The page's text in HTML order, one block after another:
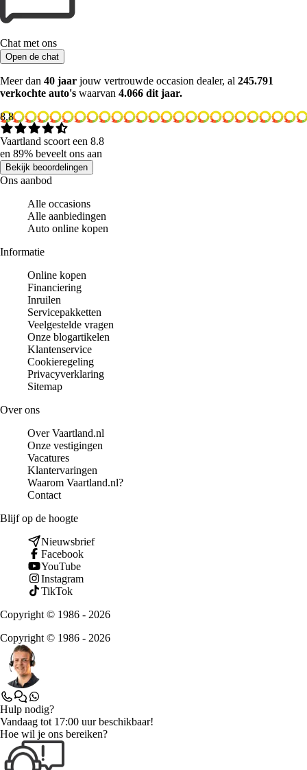
Chat met ons
Open de chat
Meer dan 40 jaar jouw vertrouwde occasion dealer, al 245.791
verkochte auto's waarvan 4.066 dit jaar.
8.8
Vaartland scoort een 8.8
en 89% beveelt ons aan
Bekijk beoordelingen
Ons aanbod
Alle occasions
Alle aanbiedingen
Auto online kopen
Informatie
Online kopen
Financiering
Inruilen
Servicepakketten
Veelgestelde vragen
Onze blogartikelen
Klantenservice
Cookieregeling
Privacyverklaring
Sitemap
Over ons
Over Vaartland.nl
Onze vestigingen
Vacatures
Klantervaringen
Waarom Vaartland.nl?
Contact
Blijf op de hoogte
Nieuwsbrief
Facebook
YouTube
Instagram
TikTok
Copyright © 1986 - 2026
Copyright © 1986 - 2026
Hulp nodig?
Vandaag tot 17:00 uur beschikbaar!
Hoe wil je ons bereiken?